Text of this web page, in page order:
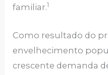
familiar.1
Como resultado do
envelhecimento
crescente demanda